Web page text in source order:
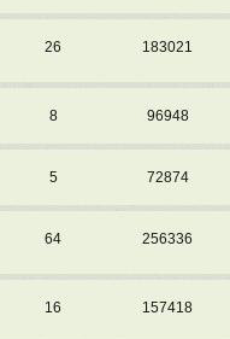
26 183021
8 96948
5 72874
64 256336
16 157418